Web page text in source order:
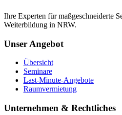
Ihre Experten für maßgeschneiderte
Weiterbildung in NRW.
Unser Angebot
Übersicht
Seminare
Last-Minute-Angebote
Raumvermietung
Unternehmen & Rechtliches